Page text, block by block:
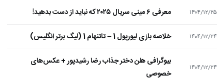
۱۴۰۴/۱۲/۲۵ معرفی ۶ مینی سریال ۲۰۲۵ که نباید از دست بدهید!
۱۴۰۴/۱۲/۲۴ خلاصه بازی لیورپول 1 – تاتنهام 1 (لیگ برتر انگلیس)
۱۴۰۴/۱۲/۲۴
بیوگرافی هلن دختر جذاب رضا رشیدپور + عکس‌های
خصوصی